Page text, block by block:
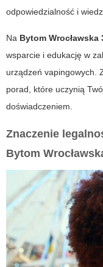
odpowiedzialność i
Na Bytom Wrocławska
wsparcie i edukację w
urządzeń vapingowych.
porad, które uczynią
doświadczeniem.
Znaczenie
Bytom